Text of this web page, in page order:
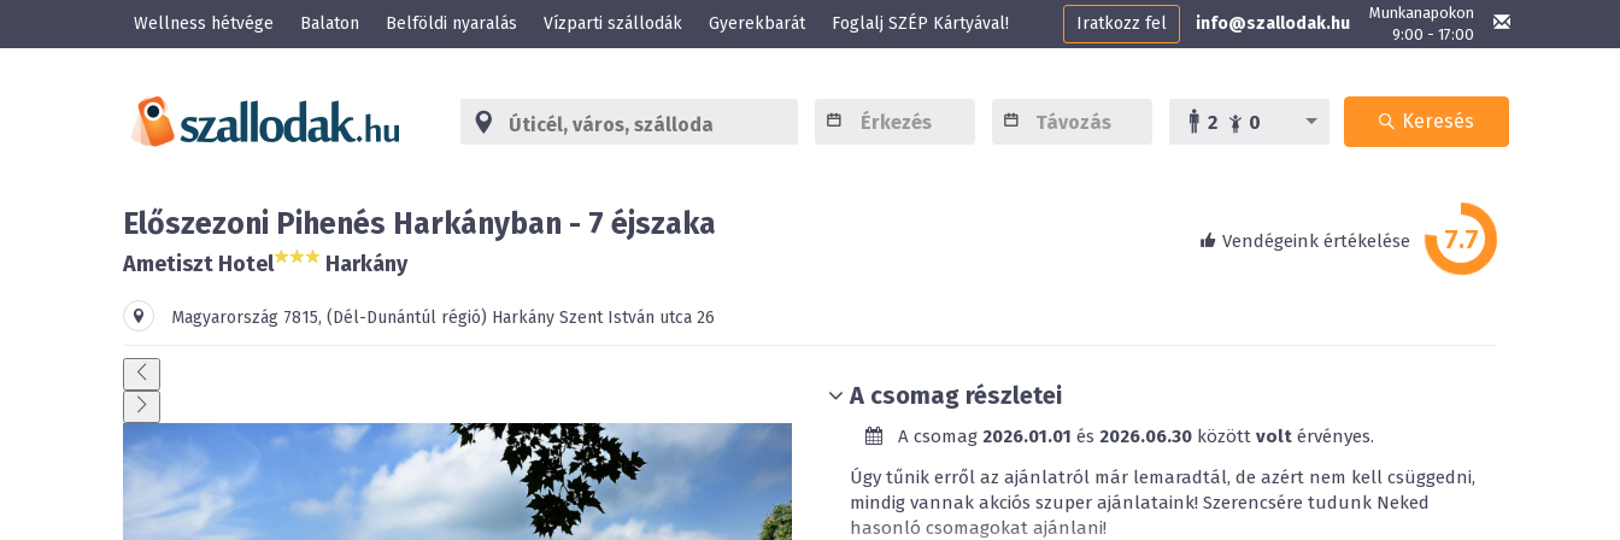
Wellness hétvége Balaton Belföldi nyaralás Vízparti szállodák Gyerekbarát Foglalj SZÉP Kártyával! Iratkozz fel info@szallodak.hu
Munkanapokon
9:00 - 17:00
2 0 Keresés
Előszezoni Pihenés Harkányban - 7 éjszaka
Ametiszt Hotel Harkány
Vendégeink értékelése
Magyarország 7815, (Dél-Dunántúl régió) Harkány Szent István utca 26
A csomag részletei
A csomag 2026.01.01 és 2026.06.30 között volt érvényes.
Úgy tűnik erről az ajánlatról már lemaradtál, de azért nem kell csüggedni,
mindig vannak akciós szuper ajánlataink! Szerencsére tudunk Neked
hasonló csomagokat ajánlani!